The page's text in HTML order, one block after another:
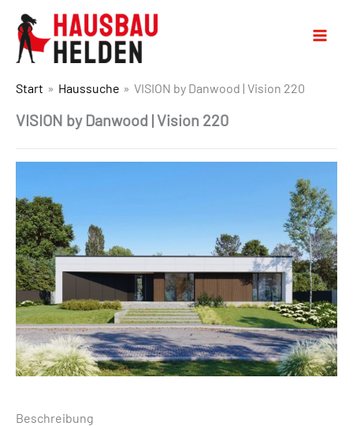
Start Haussuche VISION by Danwood | Vision 220
VISION by Danwood | Vision 220
Beschreibung